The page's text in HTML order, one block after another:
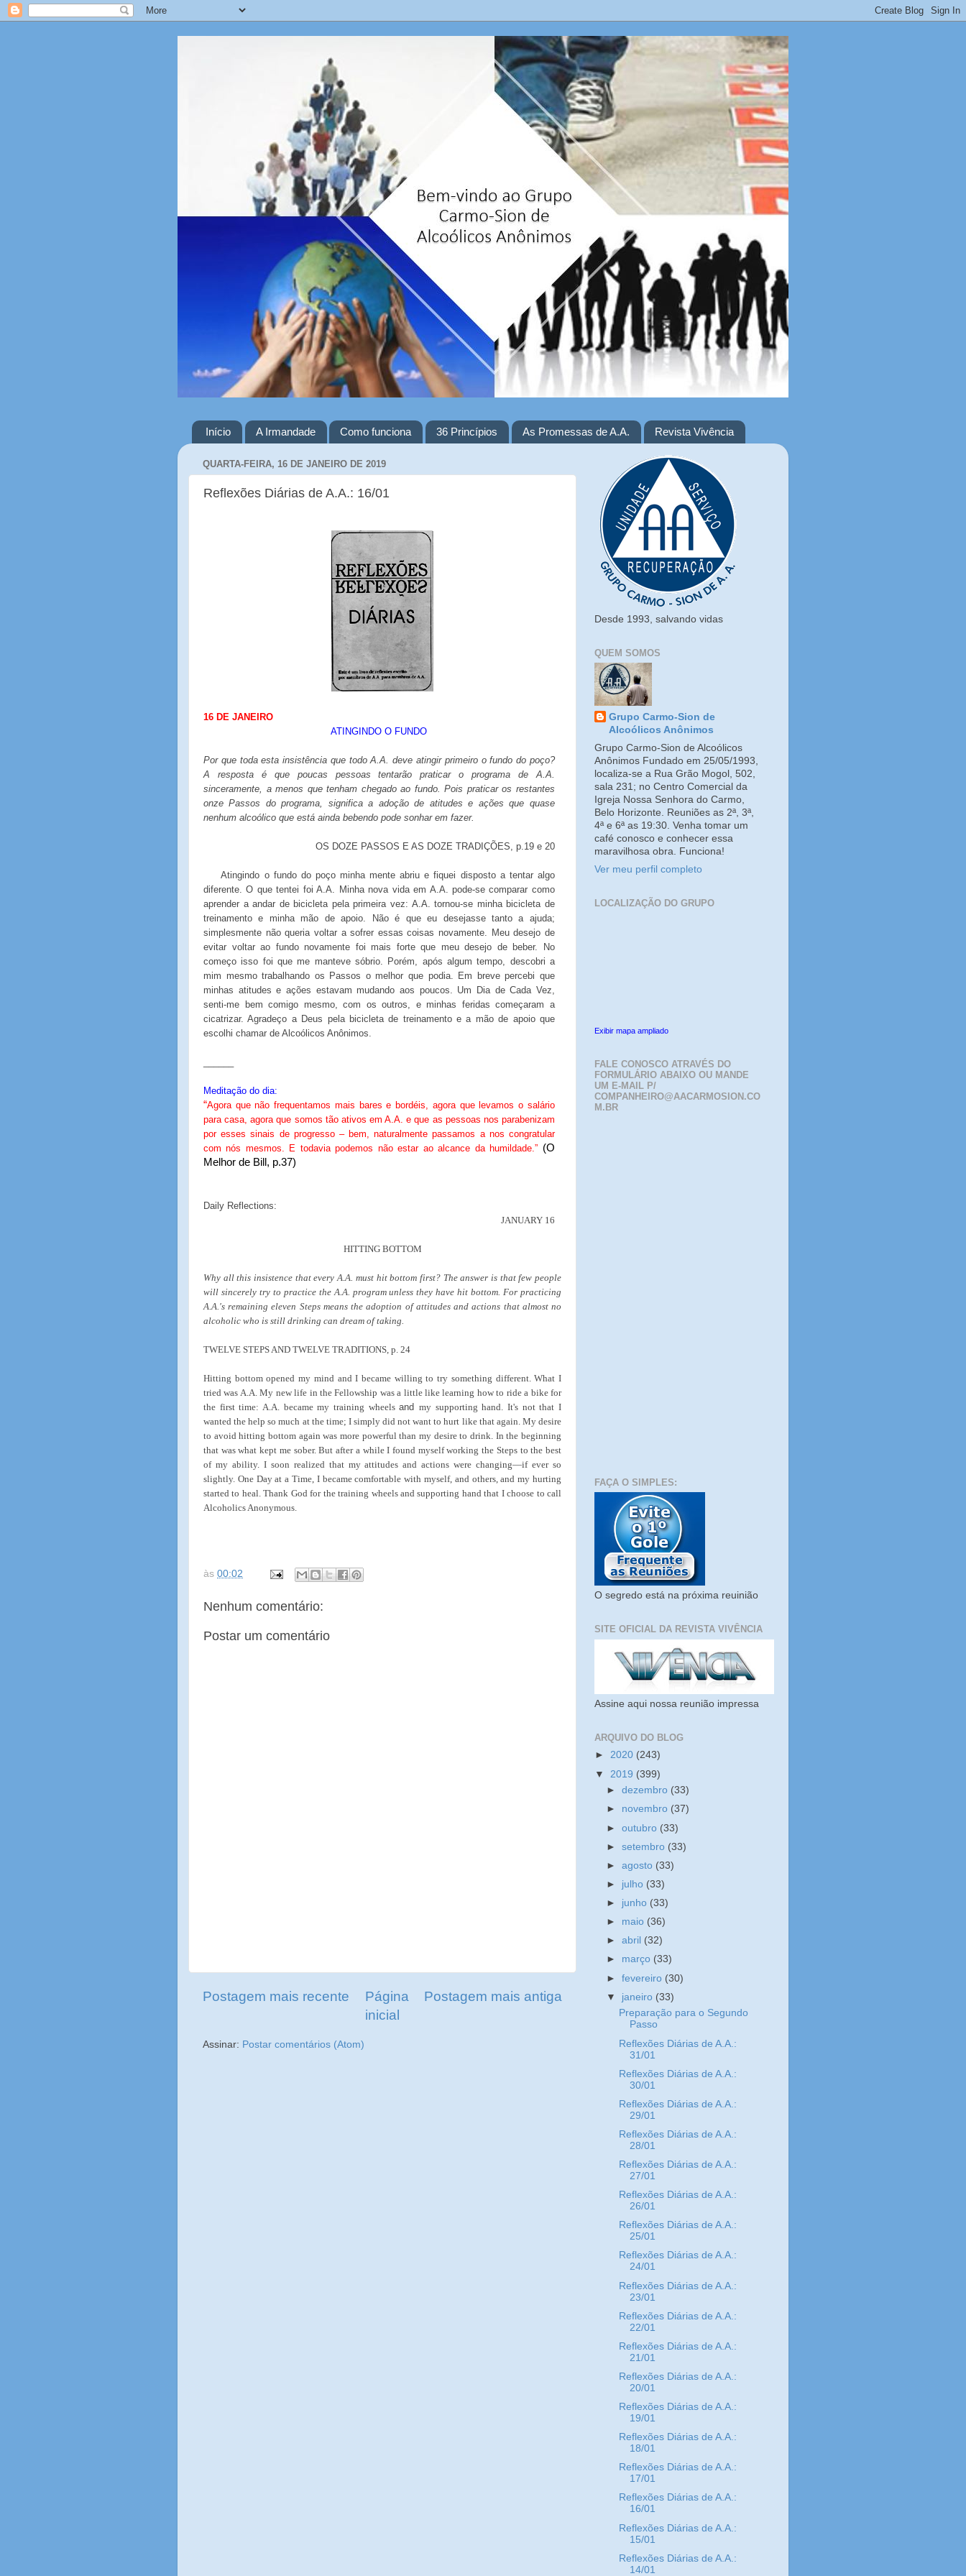
Início A Irmandade Como funciona 36 Princípios As Promessas de A.A. Revista Vivência
QUARTA-FEIRA, 16 DE JANEIRO DE 2019
Reflexões Diárias de A.A.: 16/01
16 DE JANEIRO
ATINGINDO O FUNDO
Por que toda esta insistência que todo A.A. deve atingir primeiro o fundo do poço?
A resposta é que poucas pessoas tentarão praticar o programa de A.A.
sinceramente, a menos que tenham chegado ao fundo. Pois praticar os restantes
onze Passos do programa, significa a adoção de atitudes e ações que quase
nenhum alcoólico que está ainda bebendo pode sonhar em fazer.
OS DOZE PASSOS E AS DOZE TRADIÇÕES, p.19 e 20
Atingindo o fundo do poço minha mente abriu e fiquei disposto a tentar algo
diferente. O que tentei foi A.A. Minha nova vida em A.A. pode-se comparar como
aprender a andar de bicicleta pela primeira vez: A.A. tornou-se minha bicicleta de
treinamento e minha mão de apoio. Não é que eu desejasse tanto a ajuda;
simplesmente não queria voltar a sofrer essas coisas novamente. Meu desejo de
evitar voltar ao fundo novamente foi mais forte que meu desejo de beber. No
começo isso foi que me manteve sóbrio. Porém, após algum tempo, descobri a
mim mesmo trabalhando os Passos o melhor que podia. Em breve percebi que
minhas atitudes e ações estavam mudando aos poucos. Um Dia de Cada Vez,
senti-me bem comigo mesmo, com os outros, e minhas feridas começaram a
cicatrizar. Agradeço a Deus pela bicicleta de treinamento e a mão de apoio que
escolhi chamar de Alcoólicos Anônimos.
Meditação do dia:
“Agora que não frequentamos mais bares e bordéis, agora que levamos o salário
para casa, agora que somos tão ativos em A.A. e que as pessoas nos parabenizam
por esses sinais de progresso – bem, naturalmente passamos a nos congratular
com nós mesmos. E todavia podemos não estar ao alcance da humildade.” (O
Melhor de Bill, p.37)
Daily Reflections:
JANUARY 16
HITTING BOTTOM
Why all this insistence that every A.A. must hit bottom first? The answer is that few people
will sincerely try to practice the A.A. program unless they have hit bottom. For practicing
A.A.'s remaining eleven Steps means the adoption of attitudes and actions that almost no
alcoholic who is still drinking can dream of taking.
TWELVE STEPS AND TWELVE TRADITIONS, p. 24
Hitting bottom opened my mind and I became willing to try something different. What I
tried was A.A. My new life in the Fellowship was a little like learning how to ride a bike for
the first time: A.A. became my training wheelsandmy supporting hand. It's not that I
wanted the help so much at the time; I simply did not want to hurt like that again. My desire
to avoid hitting bottom again was more powerful than my desire to drink. In the beginning
that was what kept me sober. But after a while I found myself working the Steps to the best
of my ability. I soon realized that my attitudes and actions were changing—if ever so
slightly. One Day at a Time, I became comfortable with myself, and others, and my hurting
started to heal. Thank God for the training wheels and supporting hand that I choose to call
Alcoholics Anonymous.
às 00:02
Nenhum comentário:
Postar um comentário
Postagem mais recente Postagem mais antiga
Página
inicial
Assinar: Postar comentários (Atom)
Desde 1993, salvando vidas
QUEM SOMOS
Grupo Carmo-Sion de
Alcoólicos Anônimos
Grupo Carmo-Sion de Alcoólicos
Anônimos Fundado em 25/05/1993,
localiza-se a Rua Grão Mogol, 502,
sala 231; no Centro Comercial da
Igreja Nossa Senhora do Carmo,
Belo Horizonte. Reuniões as 2ª, 3ª,
4ª e 6ª as 19:30. Venha tomar um
café conosco e conhecer essa
maravilhosa obra. Funciona!
Ver meu perfil completo
LOCALIZAÇÃO DO GRUPO
Exibir mapa ampliado
FALE CONOSCO ATRAVÉS DO
FORMULÁRIO ABAIXO OU MANDE
UM E-MAIL P/
COMPANHEIRO@AACARMOSION.CO
M.BR
FAÇA O SIMPLES:
O segredo está na próxima reuinião
SITE OFICIAL DA REVISTA VIVÊNCIA
Assine aqui nossa reunião impressa
ARQUIVO DO BLOG
► 2020 (243)
▼ 2019 (399)
►dezembro (33)
► novembro (37)
►outubro (33)
►setembro (33)
►agosto (33)
► julho (33)
► junho (33)
► maio (36)
►abril (32)
► março (33)
►fevereiro (30)
▼ janeiro (33)
Preparação para o Segundo
Passo
Reflexões Diárias de A.A.:
31/01
Reflexões Diárias de A.A.:
30/01
Reflexões Diárias de A.A.:
29/01
Reflexões Diárias de A.A.:
28/01
Reflexões Diárias de A.A.:
27/01
Reflexões Diárias de A.A.:
26/01
Reflexões Diárias de A.A.:
25/01
Reflexões Diárias de A.A.:
24/01
Reflexões Diárias de A.A.:
23/01
Reflexões Diárias de A.A.:
22/01
Reflexões Diárias de A.A.:
21/01
Reflexões Diárias de A.A.:
20/01
Reflexões Diárias de A.A.:
19/01
Reflexões Diárias de A.A.:
18/01
Reflexões Diárias de A.A.:
17/01
Reflexões Diárias de A.A.:
16/01
Reflexões Diárias de A.A.:
15/01
Reflexões Diárias de A.A.:
14/01